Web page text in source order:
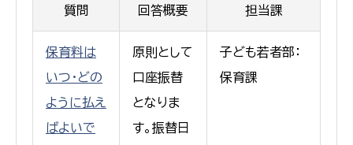
質問 回答概要 担当課
保育料は
いつ・どの
ように払え
ばよいで
原則として
口座振替
となりま
す。振替日
子ども若者部：
保育課